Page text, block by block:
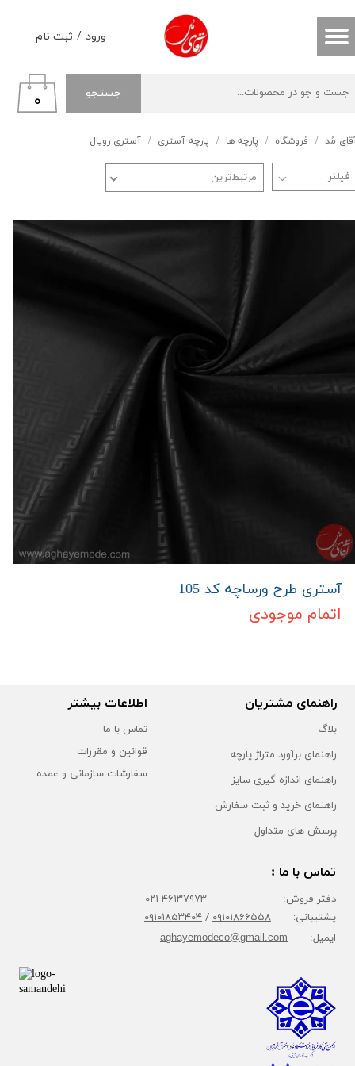
ورود / ثبت نام
حساب کاربری من
خروج از حساب کاربری
جستجو ۰
مُد فروشگاه پارچه ها پارچه آستری آستری رویال
مرتبط‌ترین
آستری طرح ورساچه کد 105
اتمام موجودی
راهنمای مشتریان
بلاگ
راهنمای برآورد متراژ پارچه
راهنمای اندازه گیری سایز
راهنمای خرید و ثبت سفارش
پرسش های متداول
اطلاعات بیشتر
تماس با ما
قوانین و مقررات
سفارشات سازمانی و عمده
تماس با ما :
دفتر فروش: ۴۶۱۳۷۹۷۳-۰۲۱
پشتیبانی: ۰۹۱۰۱۸۶۶۵۵۸/۰۹۱۰۱۸۵۳۴۰۴
ایمیل: aghayemodeco@gmail.com